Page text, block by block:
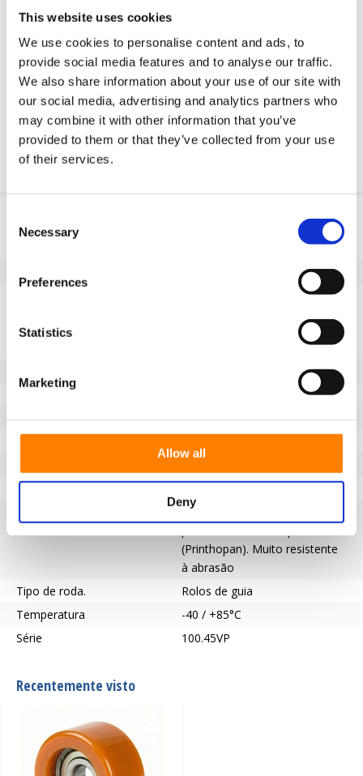
This website uses cookies
We use cookies to personalise content and ads, to
provide social media features and to analyse our traffic.
We also share information about your use of our site with
our social media, advertising and analytics partners who
may combine it with other information that you’ve
provided to them or that they’ve collected from your use
of their services.
Selection
Necessary
Preferences
Statistics
Marketing
Allow all
Deny
Estimated time:Fabricado por encomenda
Peça parte OE
Download PDF
Resistencia quimica
Banda de rodagem não
Capacidade de carga (kg)
Tipo de rolamento
Rolamento de esferas
Dureza da banda de rodagem 59° Costa D
Rolos-guia de 59° Shore D em
(Printhopan). Muito resistente
à abrasão
Tipo de roda.
Rolos de guia
Temperatura
-40 / +85°C
Série
100.45VP
Recentemente visto